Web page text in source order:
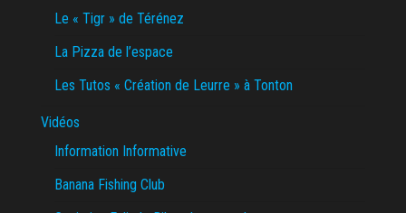
Le « Tigr » de Térénez
La Pizza de l’espace
Les Tutos « Création de Leurre » à Tonton
Vidéos
Information Informative
Banana Fishing Club